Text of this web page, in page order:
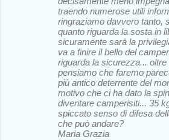
traendo numerose utili
ringraziamo davvero tanto,
quanto riguarda la sosta in
sicuramente sarà la
va a finire il bello del
riguarda la sicurezza...
pensiamo che faremo
più antico deterrente del
motivo che ci ha dato la
diventare camperisiti... 35
spiccato senso di difesa
che può andare?
Maria Grazia